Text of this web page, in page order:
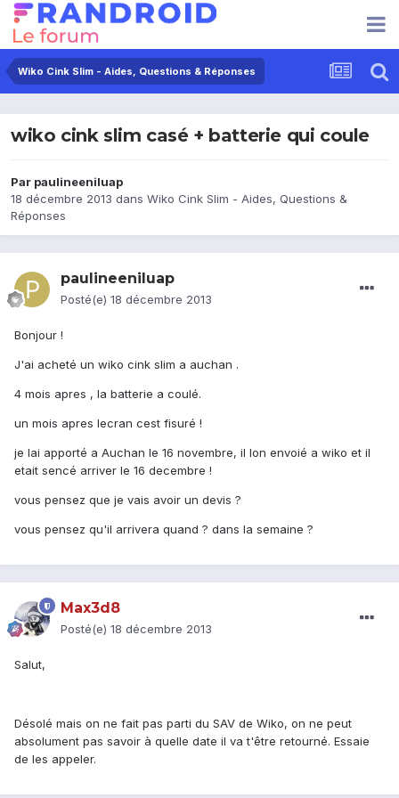
Wiko Cink Slim - Aides, Questions & Réponses
wiko cink slim casé + batterie qui coule
Par paulineeniluap
18 décembre 2013 dans Wiko Cink Slim - Aides, Questions &
Réponses
paulineeniluap
Posté(e) 18 décembre 2013
Bonjour !
J'ai acheté un wiko cink slim a auchan .
4 mois apres , la batterie a coulé.
un mois apres lecran cest fisuré !
je lai apporté a Auchan le 16 novembre, il lon envoié a wiko et il
etait sencé arriver le 16 decembre !
vous pensez que je vais avoir un devis ?
vous pensez qu'il arrivera quand ? dans la semaine ?
Max3d8
Posté(e) 18 décembre 2013
Salut,
Désolé mais on ne fait pas parti du SAV de Wiko, on ne peut
absolument pas savoir à quelle date il va t'être retourné. Essaie
de les appeler.